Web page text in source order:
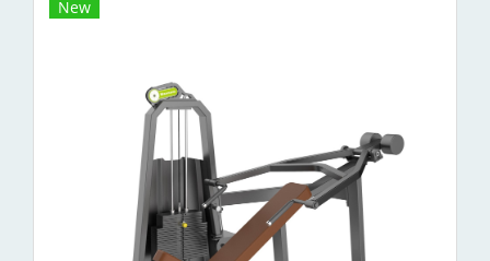
New